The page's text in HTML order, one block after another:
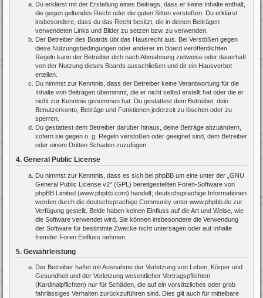
Du erklärst mit der Erstellung eines Beitrags, dass er keine Inhalte enthält,
die gegen geltendes Recht oder die guten Sitten verstoßen. Du erklärst
insbesondere, dass du das Recht besitzt, die in deinen Beiträgen
verwendeten Links und Bilder zu setzen bzw. zu verwenden.
Der Betreiber des Boards übt das Hausrecht aus. Bei Verstößen gegen
diese Nutzungsbedingungen oder anderer im Board veröffentlichten
Regeln kann der Betreiber dich nach Abmahnung zeitweise oder dauerhaft
von der Nutzung dieses Boards ausschließen und dir ein Hausverbot
erteilen.
Du nimmst zur Kenntnis, dass der Betreiber keine Verantwortung für die
Inhalte von Beiträgen übernimmt, die er nicht selbst erstellt hat oder die er
nicht zur Kenntnis genommen hat. Du gestattest dem Betreiber, dein
Benutzerkonto, Beiträge und Funktionen jederzeit zu löschen oder zu
sperren.
Du gestattest dem Betreiber darüber hinaus, deine Beiträge abzuändern,
sofern sie gegen o. g. Regeln verstoßen oder geeignet sind, dem Betreiber
oder einem Dritten Schaden zuzufügen.
4. General Public License
Du nimmst zur Kenntnis, dass es sich bei phpBB um eine unter der „ GNU
General Public License v2“ (GPL) bereitgestellten Foren-Software von
phpBB Limited (www.phpbb.com) handelt; deutschsprachige Informationen
werden durch die deutschsprachige Community unter www.phpbb.de zur
Verfügung gestellt. Beide haben keinen Einfluss auf die Art und Weise, wie
die Software verwendet wird. Sie können insbesondere die Verwendung
der Software für bestimmte Zwecke nicht untersagen oder auf Inhalte
fremder Foren Einfluss nehmen.
5. Gewährleistung
Der Betreiber haftet mit Ausnahme der Verletzung von Leben, Körper und
Gesundheit und der Verletzung wesentlicher Vertragspflichten
(Kardinalpflichten) nur für Schäden, die auf ein vorsätzliches oder grob
fahrlässiges Verhalten zurückzuführen sind. Dies gilt auch für mittelbare